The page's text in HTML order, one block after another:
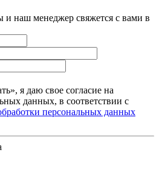
и наш менеджер свяжется с вами в
я даю свое согласие на
данных, в соответствии с
персональных данных